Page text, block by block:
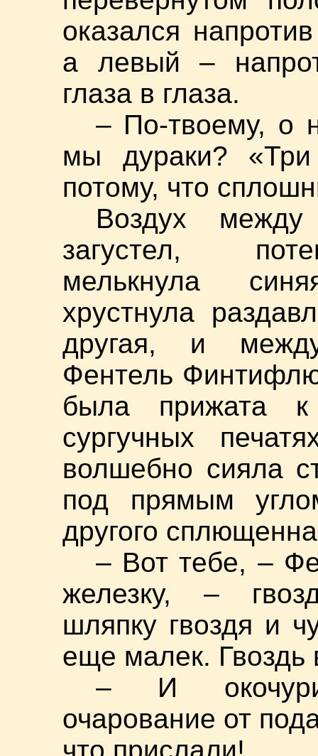
оказался
а левый –
глаза в глаза.
– По-твоему, о
мы дураки?
потому, что
Воздух
загустел,
мелькнула
хрустнула
другая, и
Фентель
была прижата
сургучных
волшебно сияла
под прямым
другого
– Вот тебе, –
железку, –
шляпку гвоздя и
еще малек. Гвоздь
– И
очарование от
что прислали!